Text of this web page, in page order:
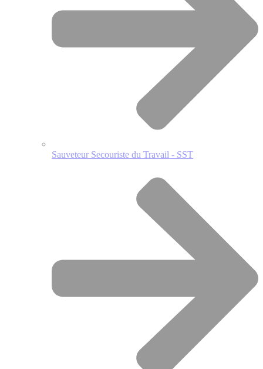
Sauveteur Secouriste du Travail - SST